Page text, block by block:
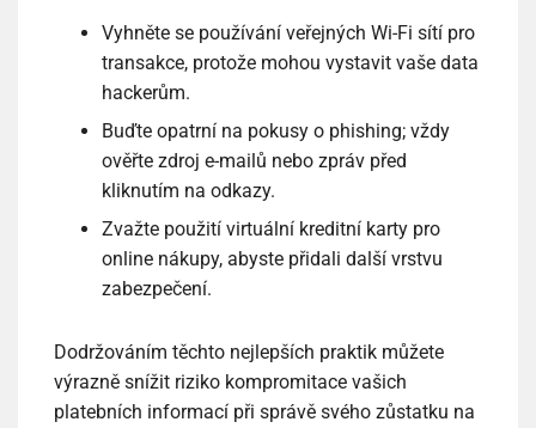
Vyhněte se používání veřejných Wi-Fi sítí pro
transakce, protože mohou vystavit vaše data
hackerům.
Buďte opatrní na pokusy o phishing; vždy
ověřte zdroj e-mailů nebo zpráv před
kliknutím na odkazy.
Zvažte použití virtuální kreditní karty pro
online nákupy, abyste přidali další vrstvu
zabezpečení.
Dodržováním těchto nejlepších praktik můžete
výrazně snížit riziko kompromitace vašich
platebních informací při správě svého zůstatku na